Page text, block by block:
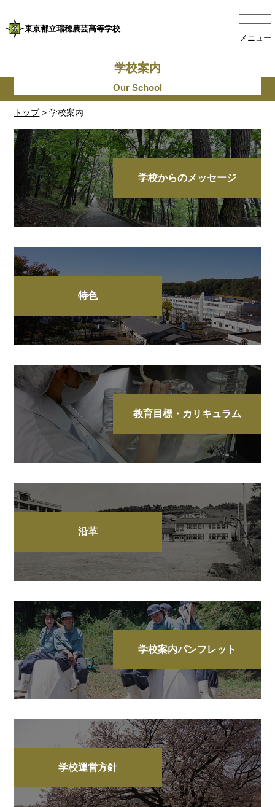
東京都立瑞穂農芸高等学校
メニュー
トップ> 学校案内
学校案内
学校からのメッセージ
特色
教育目標・カリキュラム
沿革
学校案内パンフレット
学校運営方針